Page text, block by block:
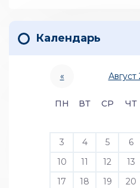
Календарь
« Август
ПН ВТ СР ЧТ
3
4 5 6
10
11 12 13
17
18 19 20